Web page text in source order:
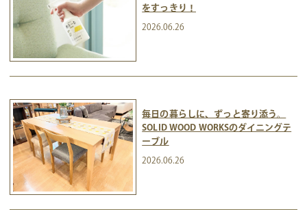
をすっきり！
2026.06.26
毎日の暮らしに、ずっと寄り添う。
SOLID WOOD WORKSのダイニングテ
ーブル
2026.06.26